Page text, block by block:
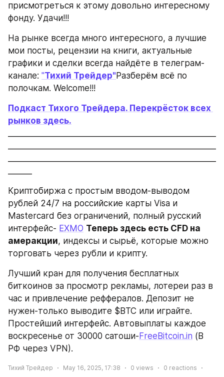
присмотреться к этому довольно интересному
фонду. Удачи!!!
На рынке всегда много интересного, а лучшие
мои посты, рецензии на книги, актуальные
графики и сделки всегда найдёте в телеграм-
канале: "Тихий Трейдер" Разберём всё по
полочкам. Welcome!!!
Подкаст Тихого Трейдера. Перекрёсток всех
рынков здесь.
Криптобиржа с простым вводом-выводом
рублей 24/7 на российские карты Visa и
Mastercard без ограничений, полный русский
интерфейс- EXMO Теперь здесь есть CFD на
амеракции, индексы и сырьё, которые можно
торговать через рубли и крипту.
Лучший кран для получения бесплатных
биткоинов за просмотр рекламы, лотереи раз в
час и привлечение реффералов. Депозит не
нужен-только выводите $BTC или играйте.
Простейший интерфейс. Автовыплаты каждое
воскресенье от 30000 сатоши- FreeBitcoin.in (В
РФ через VPN).
Тихий Трейдер May 16, 2025, 17:38 0 views 0 reactions